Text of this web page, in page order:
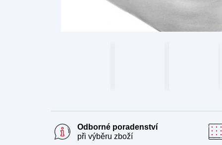
Odborné poradenství
při výběru zboží